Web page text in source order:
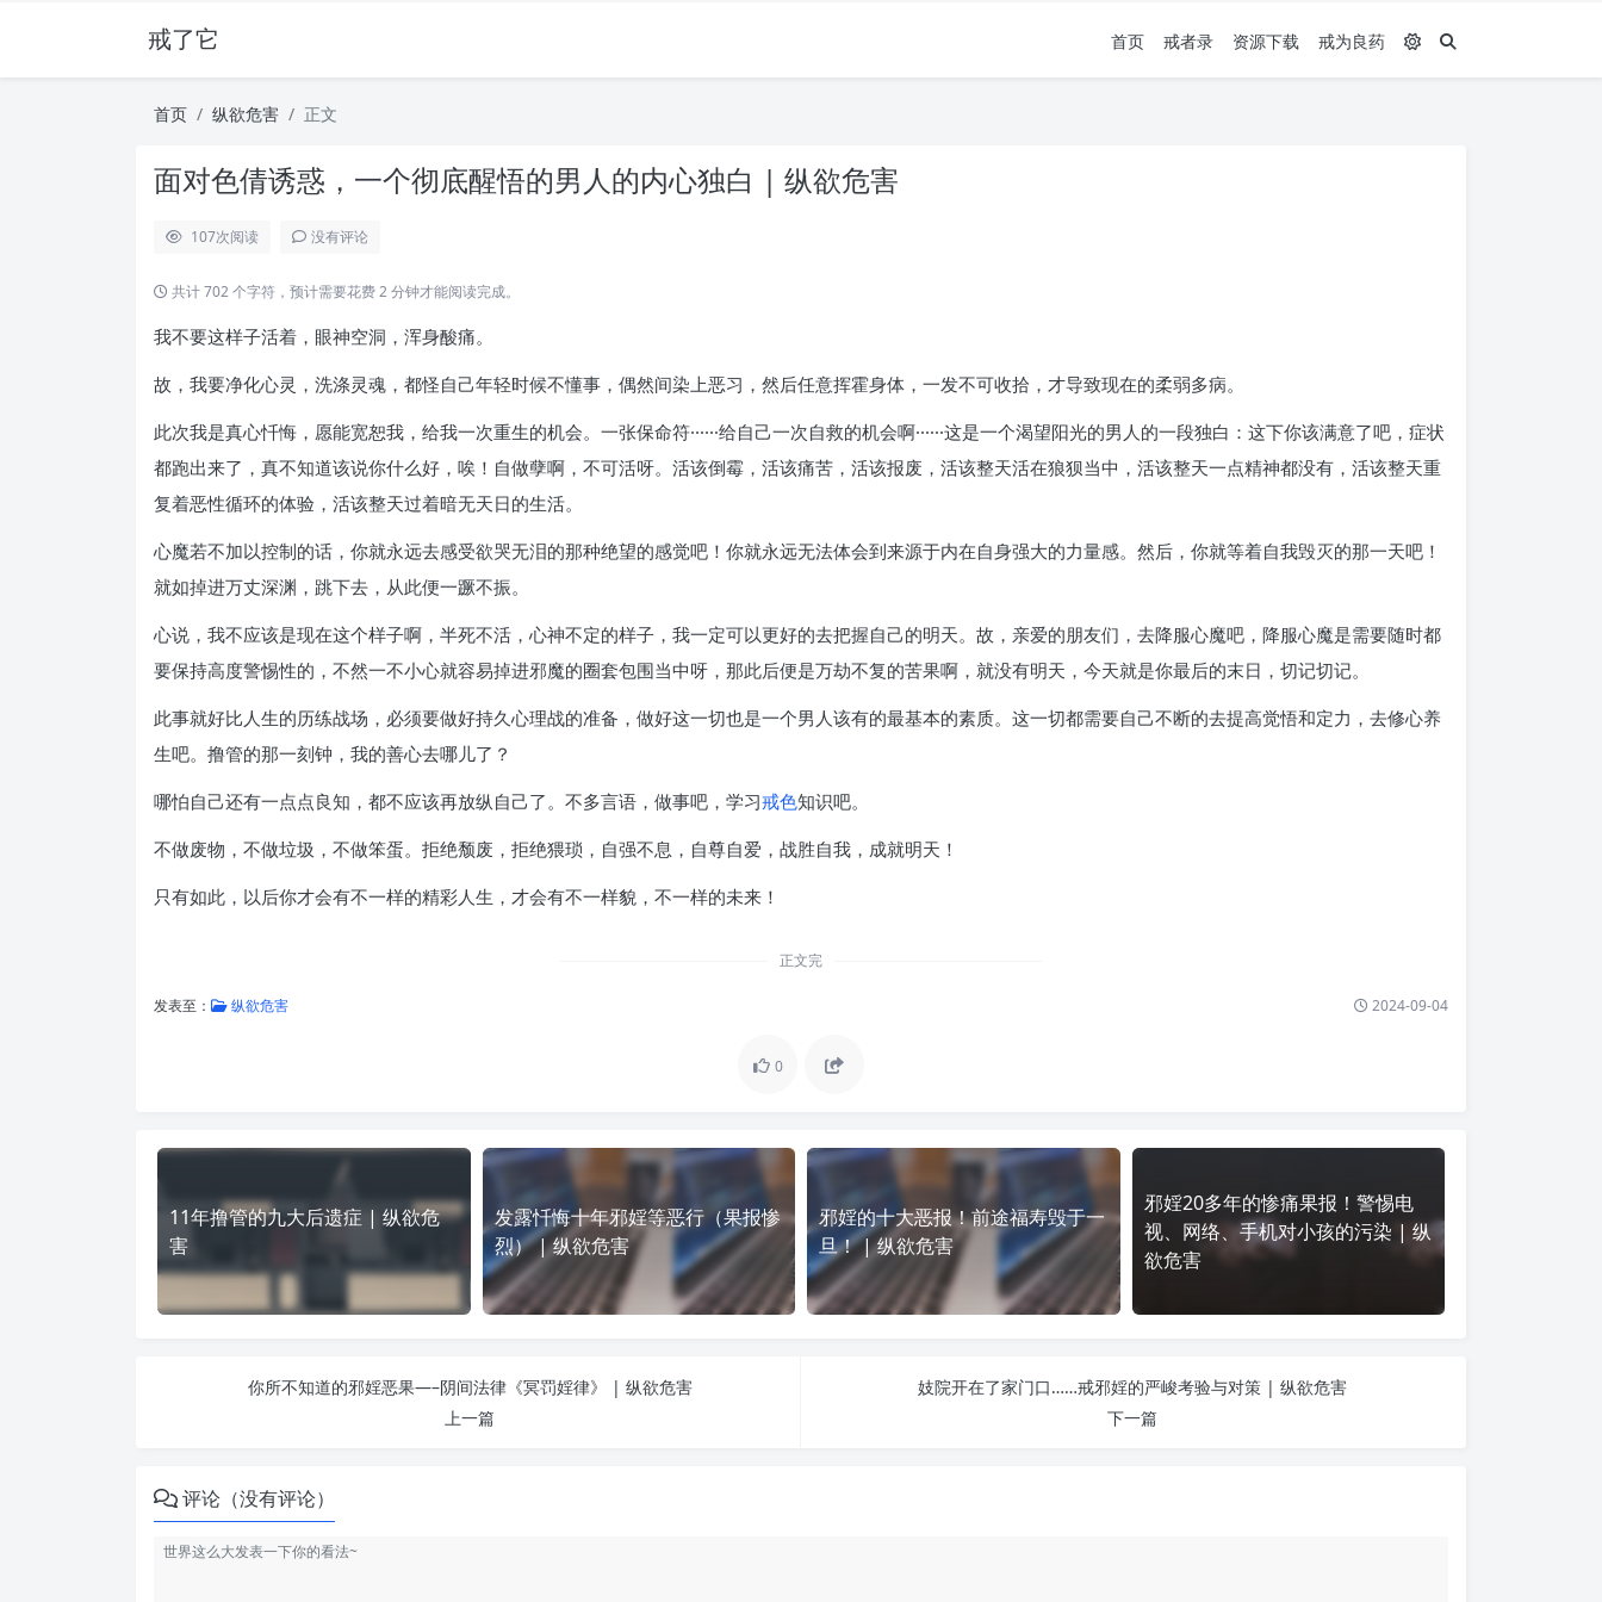
戒了它 首页 戒者录 资源下载 戒为良药
首页 纵欲危害 正文
面对色倩诱惑，一个彻底醒悟的男人的内心独白 | 纵欲危害
107次阅读 没有评论
共计 702 个字符，预计需要花费 2 分钟才能阅读完成。
我不要这样子活着，眼神空洞，浑身酸痛。
故，我要净化心灵，洗涤灵魂，都怪自己年轻时候不懂事，偶然间染上恶习，然后任意挥霍身体，一发不可收拾，才导致现在的柔弱多病。
此次我是真心忏悔，愿能宽恕我，给我一次重生的机会。一张保命符······给自己一次自救的机会啊······这是一个渴望阳光的男人的一段独白：这下你该满意了吧，症状
都跑出来了，真不知道该说你什么好，唉！自做孽啊，不可活呀。活该倒霉，活该痛苦，活该报废，活该整天活在狼狈当中，活该整天一点精神都没有，活该整天重
复着恶性循环的体验，活该整天过着暗无天日的生活。
心魔若不加以控制的话，你就永远去感受欲哭无泪的那种绝望的感觉吧！你就永远无法体会到来源于内在自身强大的力量感。然后，你就等着自我毁灭的那一天吧！
就如掉进万丈深渊，跳下去，从此便一蹶不振。
心说，我不应该是现在这个样子啊，半死不活，心神不定的样子，我一定可以更好的去把握自己的明天。故，亲爱的朋友们，去降服心魔吧，降服心魔是需要随时都
要保持高度警惕性的，不然一不小心就容易掉进邪魔的圈套包围当中呀，那此后便是万劫不复的苦果啊，就没有明天，今天就是你最后的末日，切记切记。
此事就好比人生的历练战场，必须要做好持久心理战的准备，做好这一切也是一个男人该有的最基本的素质。这一切都需要自己不断的去提高觉悟和定力，去修心养
生吧。撸管的那一刻钟，我的善心去哪儿了？
哪怕自己还有一点点良知，都不应该再放纵自己了。不多言语，做事吧，学习戒色知识吧。
不做废物，不做垃圾，不做笨蛋。拒绝颓废，拒绝猥琐，自强不息，自尊自爱，战胜自我，成就明天！
只有如此，以后你才会有不一样的精彩人生，才会有不一样貌，不一样的未来！
正文完
发表至： 纵欲危害 2024-09-04
0
11年撸管的九大后遗症 | 纵欲危
害
发露忏悔十年邪婬等恶行（果报惨
烈） | 纵欲危害
邪婬的十大恶报！前途福寿毁于一
旦！ | 纵欲危害
邪婬20多年的惨痛果报！警惕电
视、网络、手机对小孩的污染 | 纵
欲危害
你所不知道的邪婬恶果—–阴间法律《冥罚婬律》 | 纵欲危害
上一篇
妓院开在了家门口……戒邪婬的严峻考验与对策 | 纵欲危害
下一篇
评论（没有评论）